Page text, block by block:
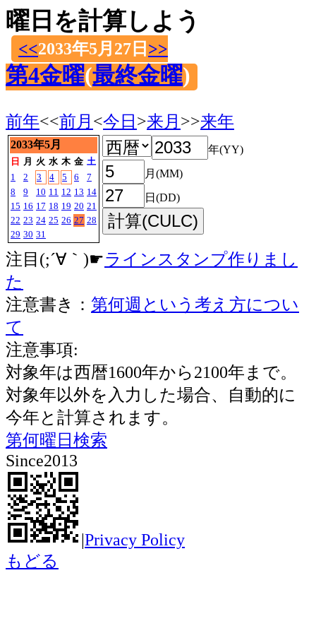
曜日を計算しよう
<<2033年5月27日 >>
第4金曜(最終金曜)
前年<<前月 <今日 >来月 >>来年
2033年5月
日 月 火 水 木 金 土
1
2 3 4 5 6
7
8
9 10 11 12 13 14
15 16 17 18 19 20 21
22 23 24 25 26 27 28
29 30 31
年(YY)
月(MM)
日(DD)
注目(;´∀｀)☛ラインスタンプ作りまし
た
注意書き： 第何週という考え方につい
て
注意事項:
対象年は西暦1600年から2100年まで。
対象年以外を入力した場合、自動的に
今年と計算されます。
第何曜日検索
Since2013
|Privacy Policy
もどる